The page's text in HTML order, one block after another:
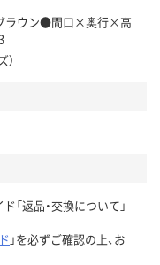
ブラウン●間口×奥行×高
「返品・交換について」
」を必ずご確認の上、お